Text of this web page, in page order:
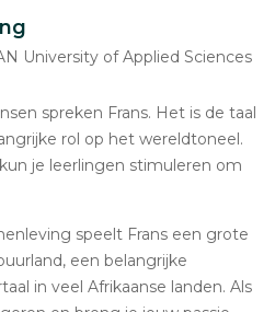
University of Applied Sciences
spreken Frans. Het is de taal
rol op het wereldtoneel.
je leerlingen stimuleren om
speelt Frans een grote
een belangrijke
in veel Afrikaanse landen. Als